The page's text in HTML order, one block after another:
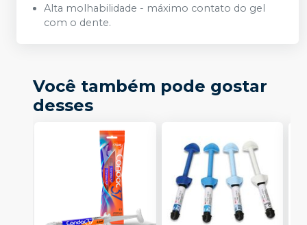
Alta molhabilidade - máximo contato do gel
com o dente.
Você também pode gostar
desses